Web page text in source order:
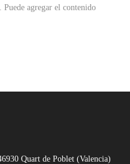
Puede agregar el contenido
Quart de Poblet (Valencia)